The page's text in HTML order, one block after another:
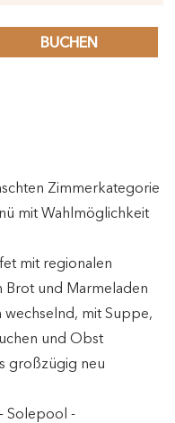
BUCHEN
Zimmerkategorie
mit Wahlmöglichkeit
mit regionalen
Brot und Marmeladen
wechselnd, mit Suppe,
und Obst
großzügig neu
Solepool -